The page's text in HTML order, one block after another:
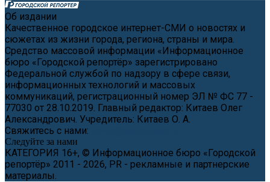
Об издании
Качественное городское интернет-СМИ о новостях и
сюжетах из жизни города, региона, страны и мира.
Средство массовой информации «Информационное
бюро «Городской репортёр» зарегистрировано
Федеральной службой по надзору в сфере связи,
информационных технологий и массовых
коммуникаций, регистрационный номер ЭЛ № ФС 77 -
77030 от 28.10.2019. Главный редактор: Китаев Олег
Александрович. Учредитель: Китаев О. А.
Свяжитесь с нами:
Следуйте за нами
КАТЕГОРИЯ 16+, © Информационное бюро «Городской
репортёр» 2011 - 2026, PR - рекламные и партнерские
материалы.